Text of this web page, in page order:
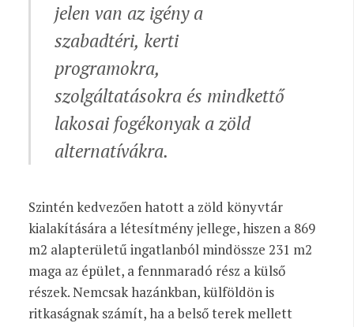
jelen van az igény a
szabadtéri, kerti
programokra,
szolgáltatásokra és mindkettő
lakosai fogékonyak a zöld
alternatívákra.
Szintén kedvezően hatott a zöld könyvtár
kialakítására a létesítmény jellege, hiszen a 869
m2 alapterületű ingatlanból mindössze 231 m2
maga az épület, a fennmaradó rész a külső
részek. Nemcsak hazánkban, külföldön is
ritkaságnak számít, ha a belső terek mellett